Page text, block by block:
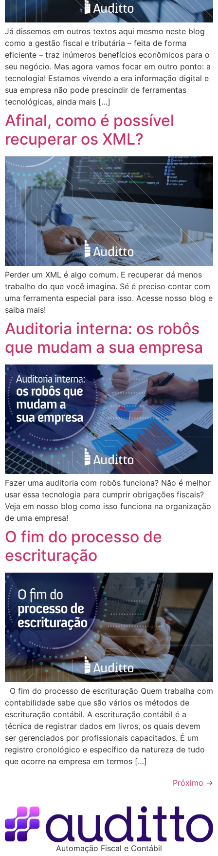
Já dissemos em outros textos aqui mesmo neste blog
como a gestão fiscal e tributária – feita de forma
eficiente – traz inúmeros benefícios econômicos para o
seu negócio. Mas agora vamos focar em outro ponto: a
tecnologia! Estamos vivendo a era informação digital e
sua empresa não pode prescindir de ferramentas
tecnológicas, ainda mais […]
Afinal, como é possível
recuperar os XML?
Perder um XML é algo comum. E recuperar dá menos
trabalho do que você imagina. Sé é preciso contar com
uma ferramenta especial para isso. Acesse nosso blog e
saiba mais!
Auditoria interna: os robôs
que mudam a sua empresa
Fazer uma auditoria com robôs funciona? Não é melhor
usar essa tecnologia para cumprir obrigações fiscais?
Veja em nosso blog como isso funciona na organização
de uma empresa!
O fim do processo de
escrituração
O fim do processo de escrituração Quem trabalha com
contabilidade sabe que são vários os métodos de
escrituração contábil. A escrituração contábil é a
técnica de registrar dados em livros, os quais devem
ser gerenciados por profissionais capacitados. É um
registro cronológico e específico da natureza de tudo
que ocorre na empresa em termos […]
Próximo →
Automação Fiscal e Contábil